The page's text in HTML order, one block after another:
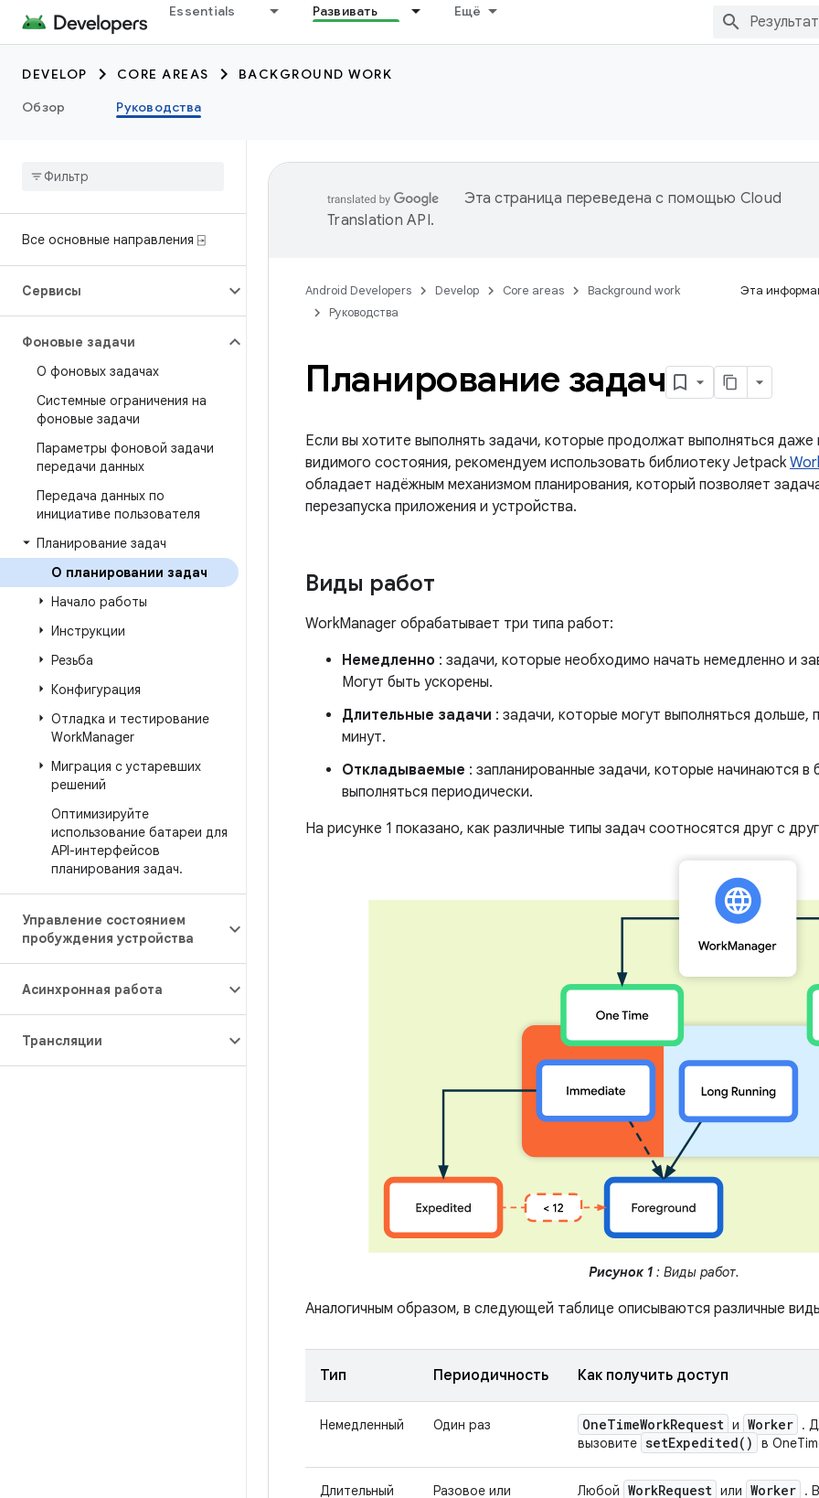
Essentials Развивать Ещё
DEVELOP CORE AREAS
BACKGROUND WORK
Обзор
Руководства
Все основные направления ⍈
Сервисы
Фоновые задачи
О фоновых задачах
Системные ограничения на
фоновые задачи
Параметры фоновой задачи
передачи данных
Передача данных по
инициативе пользователя
Планирование задач
О планировании задач
Начало работы
Инструкции
Резьба
Конфигурация
Отладка и тестирование
WorkManager
Миграция с устаревших
решений
Оптимизируйте
использование батареи для
API-интерфейсов
планирования задач.
Управление состоянием
пробуждения устройства
Асинхронная работа
Трансляции
Эта страница переведена с помощью Cloud
Translation API.
Android Developers Develop Core areas
Background work
Руководства
Эта
Планирование задач
Если вы хотите выполнять задачи, которые продолжат выполняться
видимого состояния, рекомендуем использовать библиотеку Jetpack
обладает надёжным механизмом планирования, который позволяет
перезапуска приложения и устройства.
Виды работ
WorkManager обрабатывает три типа работ:
Немедленно : задачи, которые необходимо начать немедленно и
Могут быть ускорены.
Длительные задачи : задачи, которые могут выполняться дольше,
минут.
Откладываемые : запланированные задачи, которые начинаются в
выполняться периодически.
На рисунке 1 показано, как различные типы задач соотносятся друг с
Рисунок 1 : Виды работ.
Аналогичным образом, в следующей таблице описываются различные
Тип Периодичность Как получить доступ
Немедленный Один раз OneTimeWorkRequest и Worker .
вызовите setExpedited( ) в
Длительный
Разовое или
Любой WorkRequest или Worker .